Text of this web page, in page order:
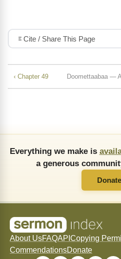
Cite / Share This Page
‹ Chapter 49 Doomettaabaa —
Everything we make is
a generous
Donate
About UsFAQAPI Copying
CommendationsDonate